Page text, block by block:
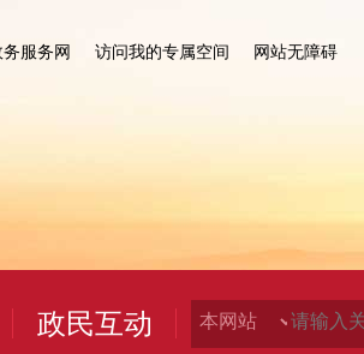
服务网 访问我的专属空间 网站无障碍
政民互动